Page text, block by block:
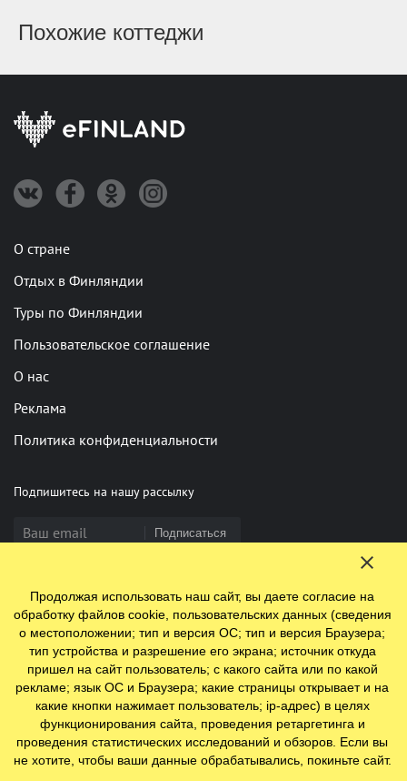
Похожие коттеджи
О стране
Отдых в Финляндии
Туры по Финляндии
Пользовательское соглашение
О нас
Реклама
Политика конфиденциальности
Подпишитесь на нашу рассылку
Подписаться
Нашли опечатку? Выделите фрагмент и нажмите Ctrl+Enter
© 2009-2026 ООО "Ефинланд.ру". ОГРН 1197847110438.
Юр. адрес: 196084, г. Санкт-Петербург, ул. Цветочная, д. 16,
литер П, помещение 23
Продолжая использовать наш сайт, вы даете согласие на
обработку файлов cookie, пользовательских данных (сведения
о местоположении; тип и версия ОС; тип и версия Браузера;
тип устройства и разрешение его экрана; источник откуда
пришел на сайт пользователь; с какого сайта или по какой
рекламе; язык ОС и Браузера; какие страницы открывает и на
какие кнопки нажимает пользователь; ip-адрес) в целях
функционирования сайта, проведения ретаргетинга и
проведения статистических исследований и обзоров. Если вы
не хотите, чтобы ваши данные обрабатывались, покиньте сайт.